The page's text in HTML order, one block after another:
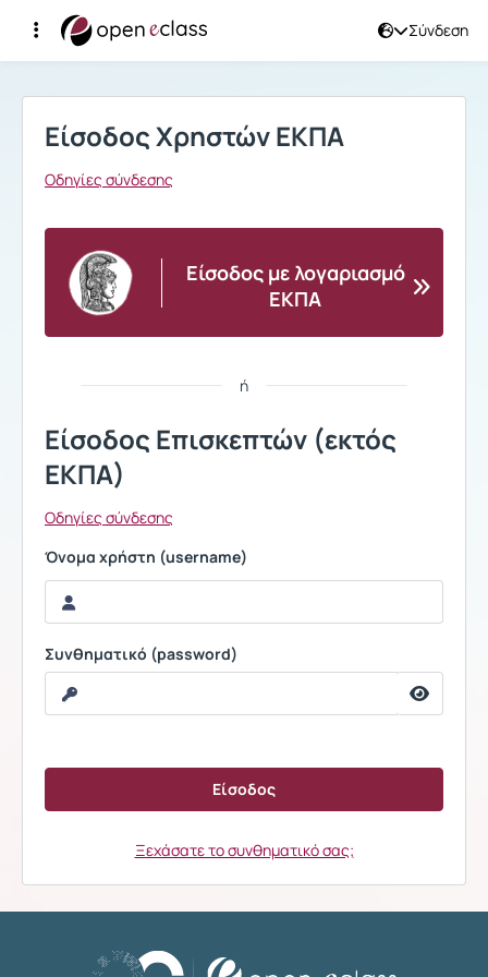
Σύνδεση
Σύνδεση
Είσοδος Χρηστών ΕΚΠΑ
Οδηγίες σύνδεσης
Είσοδος με λογαριασμό
ΕΚΠΑ
ή
Είσοδος Επισκεπτών (εκτός
ΕΚΠΑ)
Οδηγίες σύνδεσης
Όνομα χρήστη (username)
Συνθηματικό (password)
Ξεχάσατε το συνθηματικό σας;